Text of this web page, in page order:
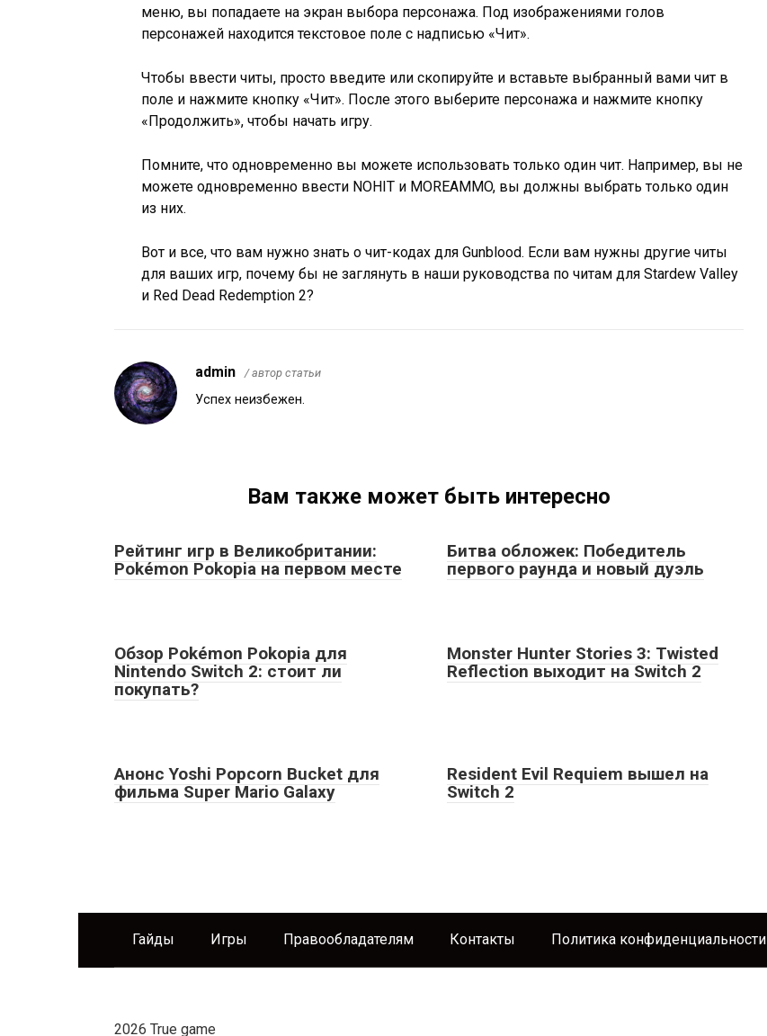
меню, вы попадаете на экран выбора персонажа. Под изображениями голов
персонажей находится текстовое поле с надписью «Чит».
Чтобы ввести читы, просто введите или скопируйте и вставьте выбранный вами чит в
поле и нажмите кнопку «Чит». После этого выберите персонажа и нажмите кнопку
«Продолжить», чтобы начать игру.
Помните, что одновременно вы можете использовать только один чит. Например, вы не
можете одновременно ввести NOHIT и MOREAMMO, вы должны выбрать только один
из них.
Вот и все, что вам нужно знать о чит-кодах для Gunblood. Если вам нужны другие читы
для ваших игр, почему бы не заглянуть в наши руководства по читам для Stardew Valley
и Red Dead Redemption 2?
admin / автор статьи
Успех неизбежен.
Вам также может быть интересно
Рейтинг игр в Великобритании:
Pokémon Pokopia на первом месте
Битва обложек: Победитель
первого раунда и новый дуэль
Обзор Pokémon Pokopia для
Nintendo Switch 2: стоит ли
покупать?
Monster Hunter Stories 3: Twisted
Reflection выходит на Switch 2
Анонс Yoshi Popcorn Bucket для
фильма Super Mario Galaxy
Resident Evil Requiem вышел на
Switch 2
Гайды Игры Правообладателям Контакты Политика конфиденциальности
2026 True game